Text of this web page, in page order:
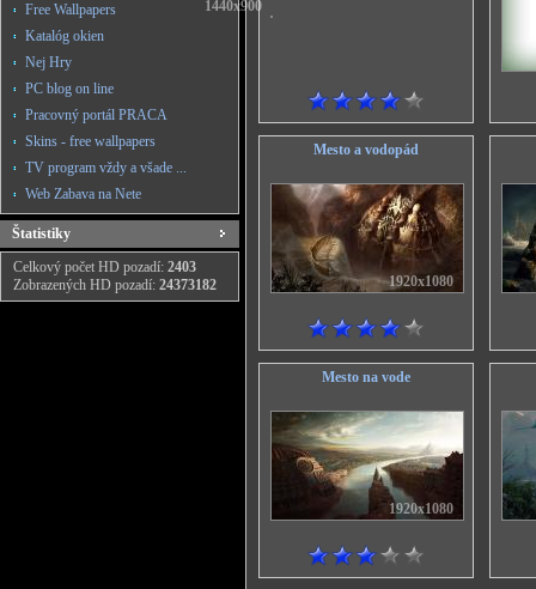
Free Wallpapers
Katalóg okien
Nej Hry
PC blog on line
Pracovný portál PRACA
Skins - free wallpapers
TV program vždy a všade ...
Web Zabava na Nete
Štatistiky
Celkový počet HD pozadí: 2403
Zobrazených HD pozadí: 24373182
1440x900
Mesto a vodopád
1920x1080
Mesto na vode
1920x1080